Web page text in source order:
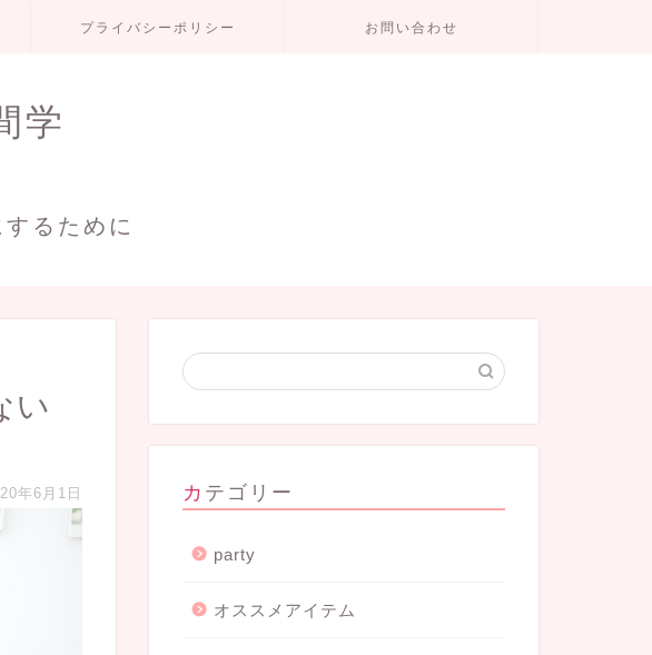
プライバシーポリシー お問い合わせ
学
るために
い
年6月1日 カテゴリー
party
オススメアイテム